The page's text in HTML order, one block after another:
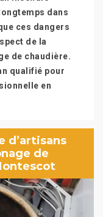
dans
ces dangers
de la
de chaudière.
qualifié pour
en
d’artisans
de